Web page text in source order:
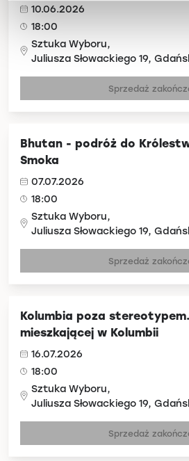
10.06.2026
18:00
Sztuka Wyboru,
Juliusza Słowackiego 19,
Sprzedaż
Bhutan - podróż do
Smoka
07.07.2026
18:00
Sztuka Wyboru,
Juliusza Słowackiego 19,
Sprzedaż
Kolumbia poza
mieszkającej w Kolumbii
16.07.2026
18:00
Sztuka Wyboru,
Juliusza Słowackiego 19,
Sprzedaż